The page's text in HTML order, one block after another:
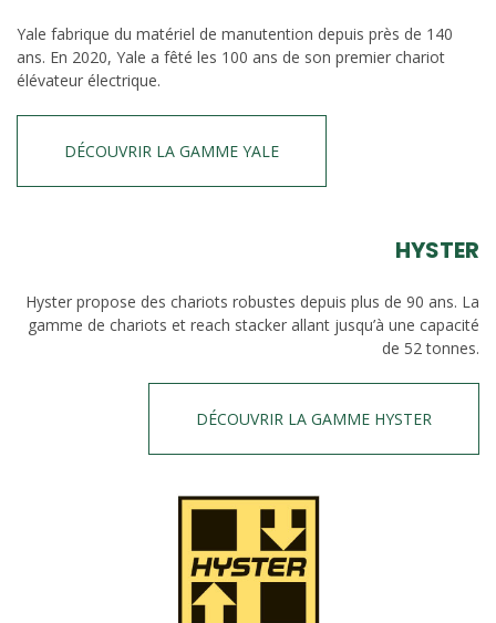
Yale fabrique du matériel de manutention depuis près de 140
ans. En 2020, Yale a fêté les 100 ans de son premier chariot
élévateur électrique.
DÉCOUVRIR LA GAMME YALE
HYSTER
Hyster propose des chariots robustes depuis plus de 90 ans. La
gamme de chariots et reach stacker allant jusqu’à une capacité
de 52 tonnes.
DÉCOUVRIR LA GAMME HYSTER